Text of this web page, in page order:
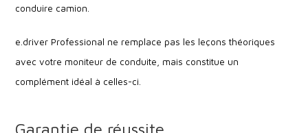
conduire camion.
e.driver Professional ne remplace pas les leçons théoriques
avec votre moniteur de conduite, mais constitue un
complément idéal à celles-ci.
Garantie de réussite